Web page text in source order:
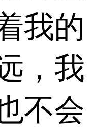
我的
，我
不会